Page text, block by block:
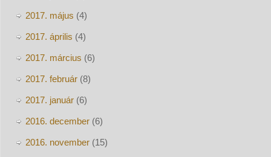
2017. május (4)
2017. április (4)
2017. március (6)
2017. február(8)
2017. január(6)
2016. december(6)
2016. november(15)